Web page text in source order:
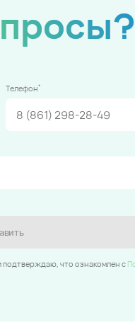
Телефон*
подтверждаю, что ознакомлен c